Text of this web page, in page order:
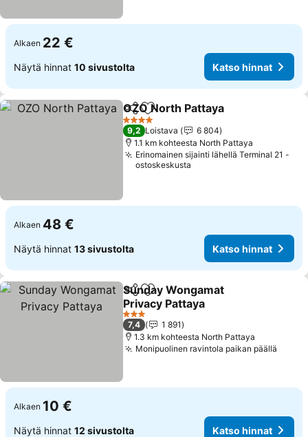
Alkaen 22 €
Näytä hinnat 10 sivustolta Katso hinnat
Jaa Lisää suosikkeihin
OZO North Pattaya
4 Tähtiluokitus
9,2 Loistava
6 804
1.1 km kohteesta North Pattaya
Erinomainen sijainti lähellä Terminal 21 -
ostoskeskusta
Alkaen 48 €
Näytä hinnat 13 sivustolta Katso hinnat
Jaa Lisää suosikkeihin
Sunday Wongamat
Privacy Pattaya
3 Tähtiluokitus
7,4
1 891
1.3 km kohteesta North Pattaya
Monipuolinen ravintola paikan päällä
Alkaen 10 €
Näytä hinnat 12 sivustolta Katso hinnat